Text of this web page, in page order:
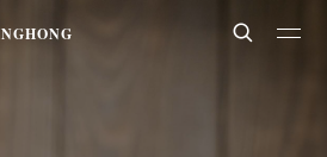
Search